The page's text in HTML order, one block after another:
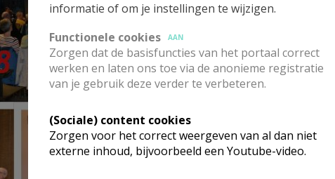
informatie of om je instellingen te wijzigen.
Functionele cookies
AAN
Zorgen dat de basisfuncties van het portaal correct
werken en laten ons toe via de anonieme registratie
van je gebruik deze verder te verbeteren.
(Sociale) content cookies
Zorgen voor het correct weergeven van al dan niet
externe inhoud, bijvoorbeeld een Youtube-video.